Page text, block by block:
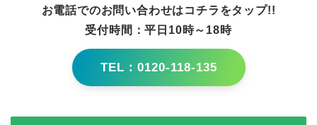
お電話でのお問い合わせはコチラをタップ!!
受付時間：平日10時～18時
TEL：0120-118-135